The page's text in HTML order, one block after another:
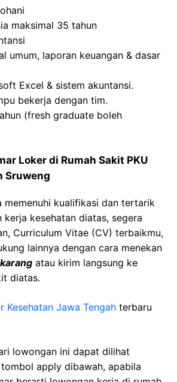
maksimal 35 tahun
umum, laporan keuangan & dasar
Excel & sistem akuntansi.
bekerja dengan tim.
(fresh graduate boleh
Loker di Rumah Sakit PKU
Sruweng
memenuhi kualifikasi dan tertarik
kesehatan diatas, segera
Curriculum Vitae (CV) terbaikmu,
lainnya dengan cara menekan
atau kirim langsung ke
diatas.
Kesehatan Jawa Tengah terbaru
lowongan ini dapat dilihat
apply dibawah, apabila